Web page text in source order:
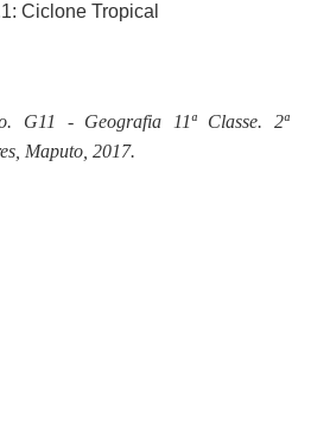
Ciclone Tropical
G11 - Geografia 11ª Classe.2ª
Maputo, 2017.